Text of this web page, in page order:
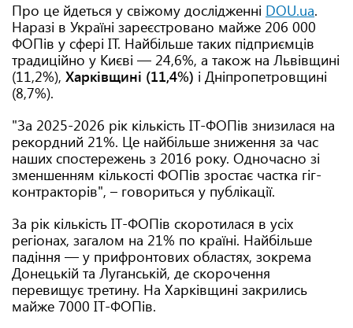
Про це йдеться у свіжому дослідженні DOU.ua.
Наразі в Україні зареєстровано майже 206 000
ФОПів у сфері IT. Найбільше таких підприємців
традиційно у Києві — 24,6%, а також на Львівщині
(11,2%), Харківщині (11,4%) і Дніпропетровщині
(8,7%).
"За 2025-2026 рік кількість ІТ-ФОПів знизилася на
рекордний 21%. Це найбільше зниження за час
наших спостережень з 2016 року. Одночасно зі
зменшенням кількості ФОПів зростає частка гіг-
контракторів", – говориться у публікації.
За рік кількість ІТ-ФОПів скоротилася в усіх
регіонах, загалом на 21% по країні. Найбільше
падіння — у прифронтових областях, зокрема
Донецькій та Луганській, де скорочення
перевищує третину. На Харківщині закрились
майже 7000 IT-ФОПів.